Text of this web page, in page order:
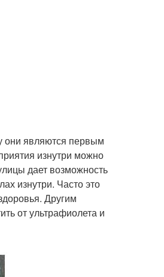
они являются первым
изнутри можно
дает возможность
изнутри. Часто это
Другим
от ультрафиолета и